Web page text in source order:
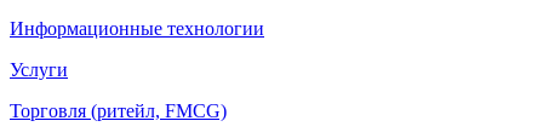
Информационные технологии
Услуги
Торговля (ритейл, FMCG)